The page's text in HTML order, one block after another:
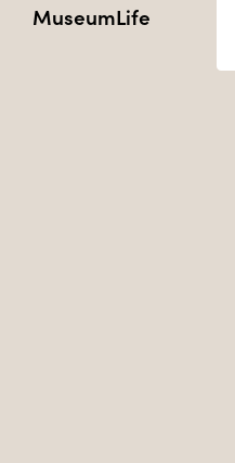
MuseumLife